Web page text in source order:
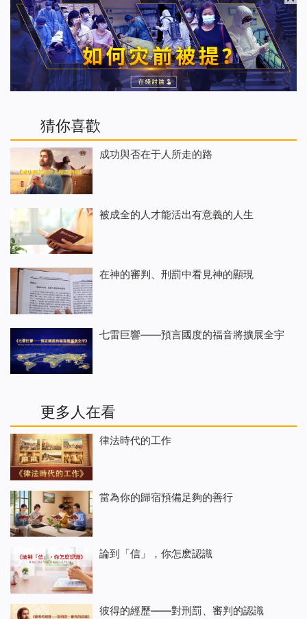
猜你喜歡
成功與否在于人所走的路
被成全的人才能活出有意義的人生
在神的審判、刑罰中看見神的顯現
七雷巨響——預言國度的福音將擴展全宇
更多人在看
律法時代的工作
當為你的歸宿預備足夠的善行
論到「信」，你怎麽認識
彼得的經歷——對刑罰、審判的認識